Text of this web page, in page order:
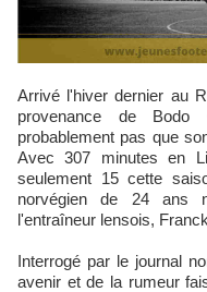
Arrivé l'hiver dernier au RC Lens pour 4.5 millions d'euros en
provenance de
probablement pas que
Avec 307 minutes en
seulement 15 cette
norvégien de 24 ans
l'entraîneur lensois,
Interrogé par le journal
avenir et de la rumeur